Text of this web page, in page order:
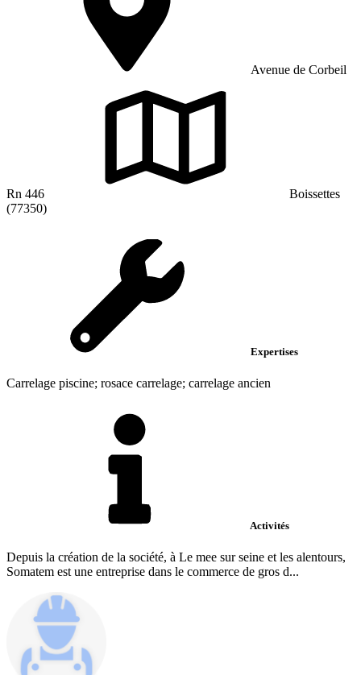
Avenue de Corbeil
Rn 446
Boissettes
(77350)
Expertises
Carrelage piscine; rosace carrelage; carrelage ancien
Activités
Depuis la création de la société, à Le mee sur seine et les alentours,
Somatem est une entreprise dans le commerce de gros d...